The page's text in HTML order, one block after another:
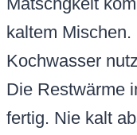
kaltem
Kochwasser
Die Restwärme
fertig. Nie kalt